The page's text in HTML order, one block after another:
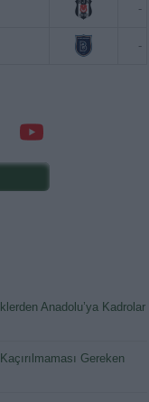
-
-
Anadolu’ya Kadrolar
Gereken